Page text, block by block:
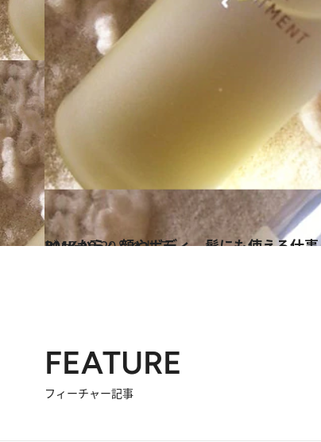
2013.10.20
RMKから、顔やボディ、髪にも使える仕
ビューティ＆ヘルス
FEATURE
フィーチャー記事